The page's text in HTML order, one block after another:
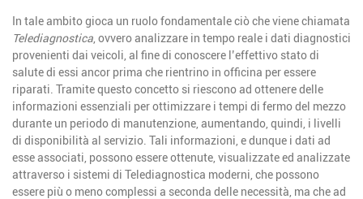
In tale ambito gioca un ruolo fondamentale ciò che viene chiamata
Telediagnostica , ovvero analizzare in tempo reale i dati diagnostici
provenienti dai veicoli, al fine di conoscere l’effettivo stato di
salute di essi ancor prima che rientrino in officina per essere
riparati. Tramite questo concetto si riescono ad ottenere delle
informazioni essenziali per ottimizzare i tempi di fermo del mezzo
durante un periodo di manutenzione, aumentando, quindi, i livelli
di disponibilità al servizio. Tali informazioni, e dunque i dati ad
esse associati, possono essere ottenute, visualizzate ed analizzate
attraverso i sistemi di Telediagnostica moderni, che possono
essere più o meno complessi a seconda delle necessità, ma che ad